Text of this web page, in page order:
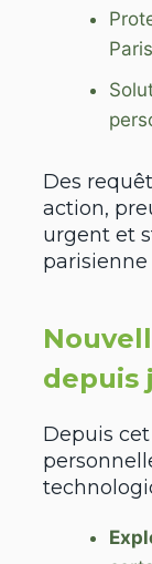
Paris
Des
action,
urgent et
depuis
Depuis